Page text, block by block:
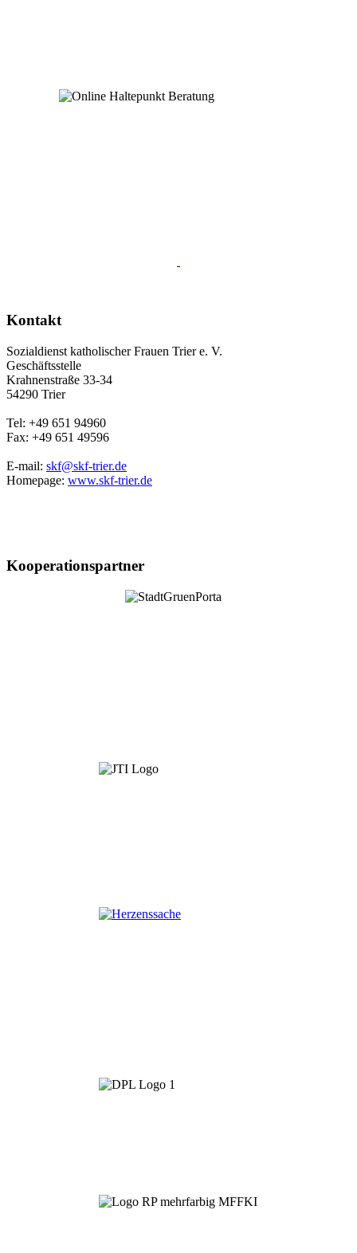
Kontakt
Sozialdienst katholischer Frauen Trier e. V.
Geschäftsstelle
Krahnenstraße 33-34
54290 Trier
Tel: +49 651 94960
Fax: +49 651 49596
E-mail: skf@skf-trier.de
Homepage: www.skf-trier.de
Kooperationspartner